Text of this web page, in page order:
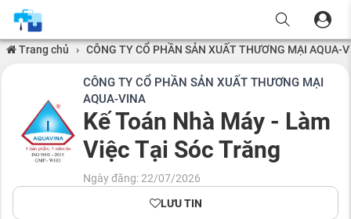
Trang chủ › CÔNG TY CỔ PHẦN SẢN XUẤT THƯƠNG MẠI AQUA-
CÔNG TY CỔ PHẦN SẢN XUẤT THƯƠNG MẠI
AQUA-VINA
Kế Toán Nhà Máy - Làm
Việc Tại Sóc Trăng
Ngày đăng: 22/07/2026
LƯU TIN